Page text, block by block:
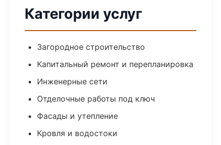
Категории услуг
Загородное строительство
Капитальный ремонт и перепланировка
Инженерные сети
Отделочные работы под ключ
Фасады и утепление
Кровля и водостоки